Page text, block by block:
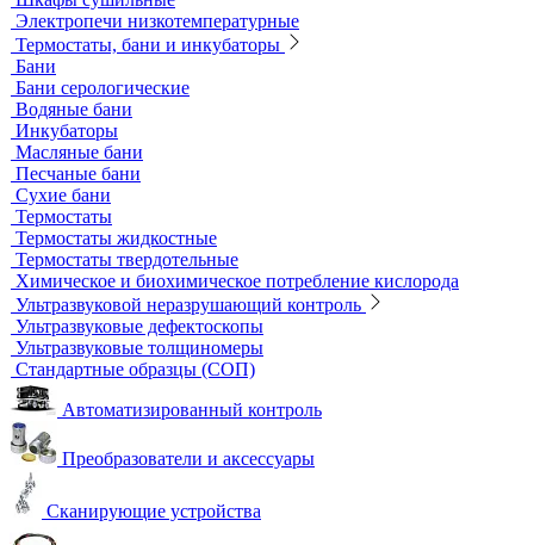
Расходные материалы
Ареометры
Калибровочные расстворы и реагенты
Комплектующие для КФК
Принадлежности к штативам
Специальные наборы для фотометров
Стекла предметные и покровные
Системы капиллярного электрофореза
Стерилизация и дезинфекция
Сушильные шкафы и муфельные печи
Муфельные печи
Шкафы сушильные
Электропечи низкотемпературные
Термостаты, бани и инкубаторы
Бани
Бани серологические
Водяные бани
Инкубаторы
Масляные бани
Песчаные бани
Сухие бани
Термостаты
Термостаты жидкостные
Термостаты твердотельные
Химическое и биохимическое потребление кислорода